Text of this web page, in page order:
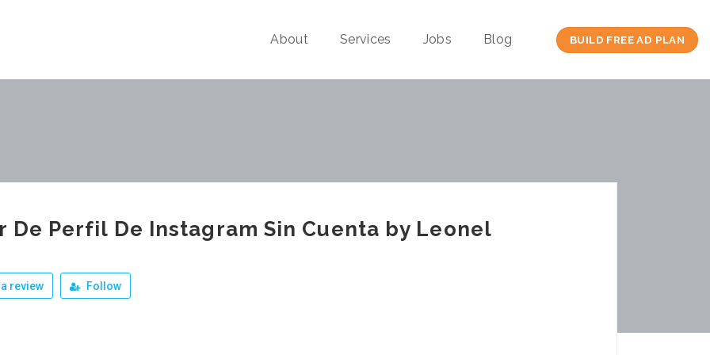
About Services Jobs Blog BUILD FREE AD PLAN
De Perfil De Instagram Sin Cuenta by Leonel
review Follow